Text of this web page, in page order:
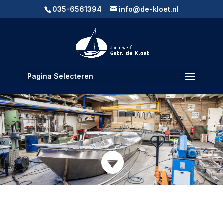
035-6561394 info@de-kloet.nl
Pagina Selecteren
